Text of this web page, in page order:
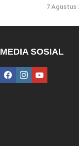
7 Agustus
MEDIA SOSIAL
facebookinstagramyoutube